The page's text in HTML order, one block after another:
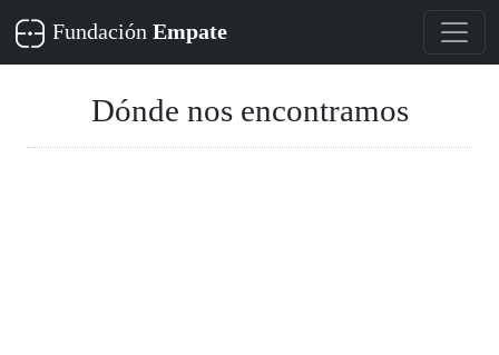
Fundación Empate
Dónde nos encontramos